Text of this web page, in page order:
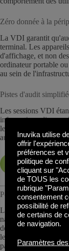
Zéro donnée à la
La VDI garantit
terminal. Les
d'affichage, et non
ordinateur portable
au sein de
Pistes d'audit
Les sessions VDI
informatique dispose
les modèles d'accès
audits réglementaires
Pourquoi la
Les tendances
nationales. En 2025,
développer une
les données
pays européens
Inuvika utilise
offrir
préférences et
politique de
cliquant sur
de TOUS les
rubrique
consentement
possibilité de
de certains de
de navigation.
Paramètres